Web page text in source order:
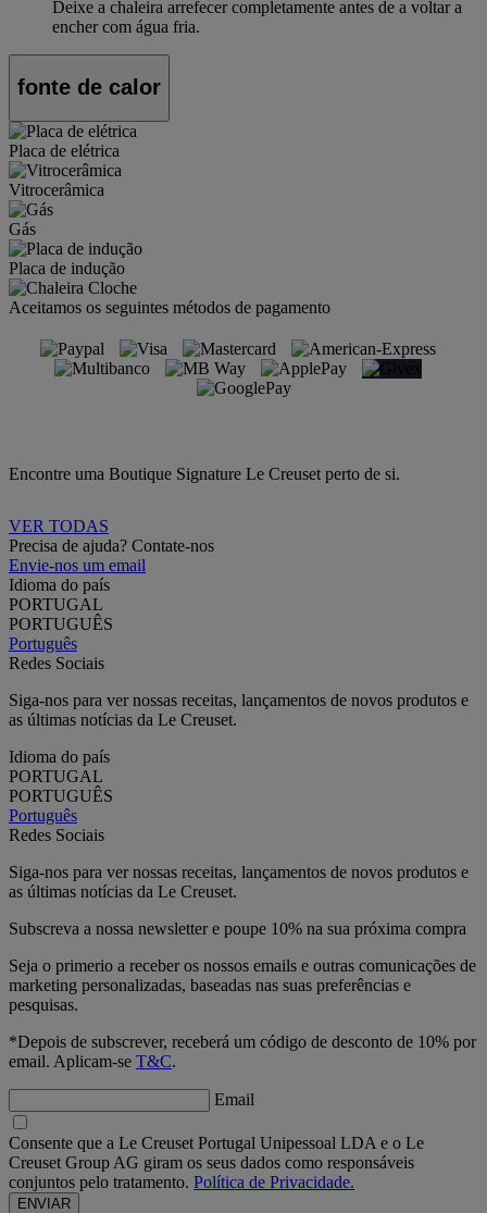
Deixe a chaleira arrefecer completamente antes de a voltar a
encher com água fria.
fonte de calor
Placa de elétrica
Vitrocerâmica
Gás
Placa de indução
Aceitamos os seguintes métodos de pagamento
Encontre uma Boutique Signature Le Creuset perto de si.
VER TODAS
Precisa de ajuda? Contate-nos
Envie-nos um email
Idioma do país
PORTUGAL
PORTUGUÊS
Português
Redes Sociais
Siga-nos para ver nossas receitas, lançamentos de novos produtos e
as últimas notícias da Le Creuset.
Idioma do país
PORTUGAL
PORTUGUÊS
Português
Redes Sociais
Siga-nos para ver nossas receitas, lançamentos de novos produtos e
as últimas notícias da Le Creuset.
Subscreva a nossa newsletter e poupe 10% na sua próxima compra
Seja o primerio a receber os nossos emails e outras comunicações de
marketing personalizadas, baseadas nas suas preferências e
pesquisas.
*Depois de subscrever, receberá um código de desconto de 10% por
email. Aplicam-se T&C.
Email
Consente que a Le Creuset Portugal Unipessoal LDA e o Le
Creuset Group AG giram os seus dados como responsáveis
conjuntos pelo tratamento. Política de Privacidade.